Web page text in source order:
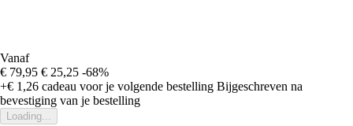
Vanaf
€ 79,95 € 25,25 -68%
+€ 1,26 cadeau voor je volgende bestelling Bijgeschreven na
bevestiging van je bestelling
Loading...